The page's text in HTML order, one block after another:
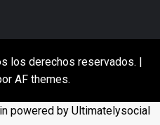
los derechos reservados. |
AF themes.
powered by Ultimatelysocial